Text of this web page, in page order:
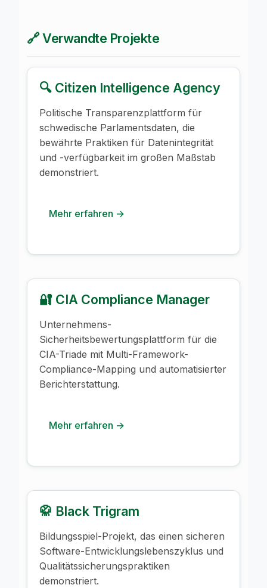
🔗 Verwandte Projekte
🔍 Citizen Intelligence Agency
Politische Transparenzplattform für
schwedische Parlamentsdaten, die
bewährte Praktiken für Datenintegrität
und -verfügbarkeit im großen Maßstab
demonstriert.
Mehr erfahren →
🔐 CIA Compliance Manager
Unternehmens-
Sicherheitsbewertungsplattform für die
CIA-Triade mit Multi-Framework-
Compliance-Mapping und automatisierter
Berichterstattung.
Mehr erfahren →
🥋 Black Trigram
Bildungsspiel-Projekt, das einen sicheren
Software-Entwicklungslebenszyklus und
Qualitätssicherungspraktiken
demonstriert.